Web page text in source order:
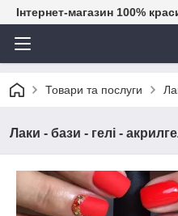
Інтернет-магазин 100%
Товари та послуги
Лаки - бази - гелі -